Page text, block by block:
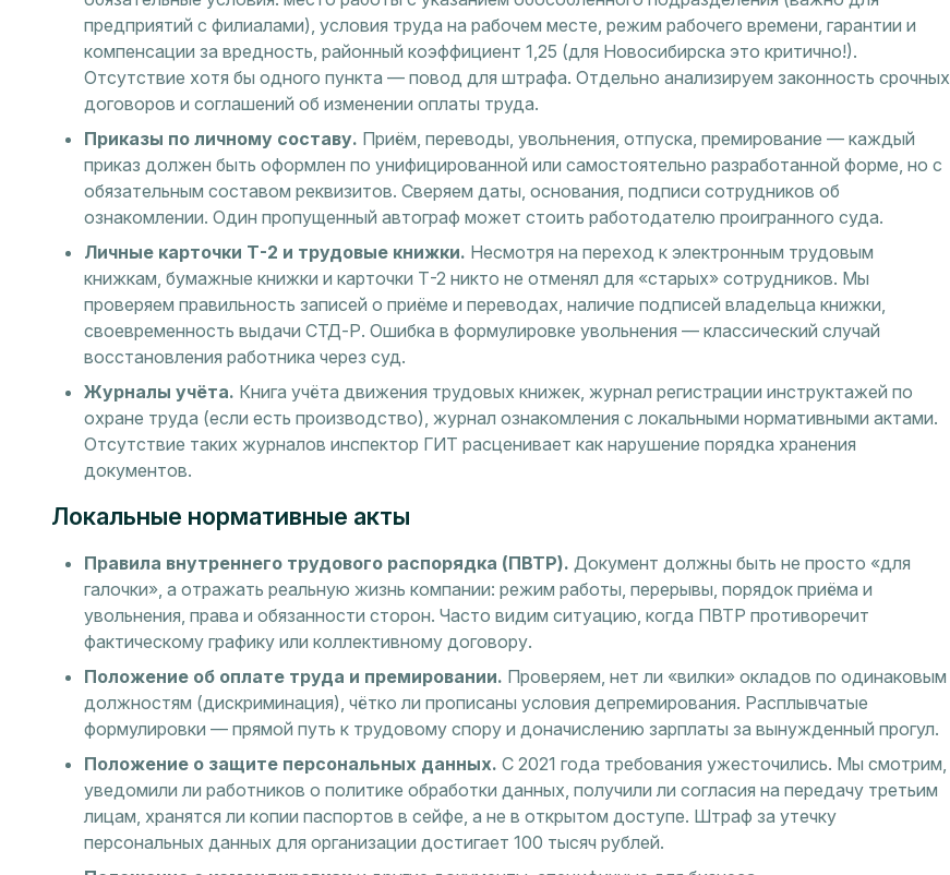
предприятий с филиалами), условия труда на рабочем месте, режим рабочего времени, гарантии и
компенсации за вредность, районный коэффициент 1,25 (для Новосибирска это критично!).
Отсутствие хотя бы одного пункта — повод для штрафа. Отдельно анализируем законность срочных
договоров и соглашений об изменении оплаты труда.
Приказы по личному составу. Приём, переводы, увольнения, отпуска, премирование — каждый
приказ должен быть оформлен по унифицированной или самостоятельно разработанной форме, но с
обязательным составом реквизитов. Сверяем даты, основания, подписи сотрудников об
ознакомлении. Один пропущенный автограф может стоить работодателю проигранного суда.
Личные карточки Т-2 и трудовые книжки. Несмотря на переход к электронным трудовым
книжкам, бумажные книжки и карточки Т-2 никто не отменял для «старых» сотрудников. Мы
проверяем правильность записей о приёме и переводах, наличие подписей владельца книжки,
своевременность выдачи СТД-Р. Ошибка в формулировке увольнения — классический случай
восстановления работника через суд.
Журналы учёта. Книга учёта движения трудовых книжек, журнал регистрации инструктажей по
охране труда (если есть производство), журнал ознакомления с локальными нормативными актами.
Отсутствие таких журналов инспектор ГИТ расценивает как нарушение порядка хранения
документов.
Локальные нормативные акты
Правила внутреннего трудового распорядка (ПВТР). Документ должны быть не просто «для
галочки», а отражать реальную жизнь компании: режим работы, перерывы, порядок приёма и
увольнения, права и обязанности сторон. Часто видим ситуацию, когда ПВТР противоречит
фактическому графику или коллективному договору.
Положение об оплате труда и премировании. Проверяем, нет ли «вилки» окладов по одинаковым
должностям (дискриминация), чётко ли прописаны условия депремирования. Расплывчатые
формулировки — прямой путь к трудовому спору и доначислению зарплаты за вынужденный прогул.
Положение о защите персональных данных. С 2021 года требования ужесточились. Мы смотрим,
уведомили ли работников о политике обработки данных, получили ли согласия на передачу третьим
лицам, хранятся ли копии паспортов в сейфе, а не в открытом доступе. Штраф за утечку
персональных данных для организации достигает 100 тысяч рублей.